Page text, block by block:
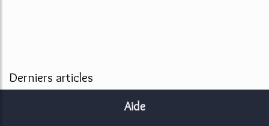
Derniers articles
Aide